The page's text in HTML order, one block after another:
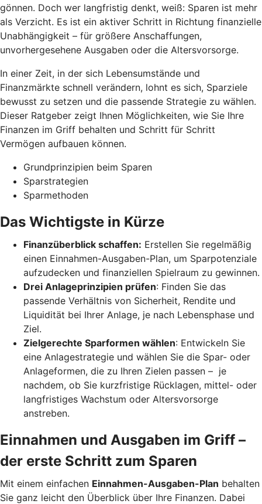
gönnen. Doch wer langfristig denkt, weiß: Sparen ist mehr
als Verzicht. Es ist ein aktiver Schritt in Richtung finanzielle
Unabhängigkeit – für größere Anschaffungen,
unvorhergesehene Ausgaben oder die Altersvorsorge.
In einer Zeit, in der sich Lebensumstände und
Finanzmärkte schnell verändern, lohnt es sich, Sparziele
bewusst zu setzen und die passende Strategie zu wählen.
Dieser Ratgeber zeigt Ihnen Möglichkeiten, wie Sie Ihre
Finanzen im Griff behalten und Schritt für Schritt
Vermögen aufbauen können.
Grundprinzipien beim Sparen
Sparstrategien
Sparmethoden
Das Wichtigste in Kürze
Finanzüberblick schaffen: Erstellen Sie regelmäßig
einen Einnahmen-Ausgaben-Plan, um Sparpotenziale
aufzudecken und finanziellen Spielraum zu gewinnen.
Drei Anlageprinzipien prüfen: Finden Sie das
passende Verhältnis von Sicherheit, Rendite und
Liquidität bei Ihrer Anlage, je nach Lebensphase und
Ziel.
Zielgerechte Sparformen wählen: Entwickeln Sie
eine Anlagestrategie und wählen Sie die Spar- oder
Anlageformen, die zu Ihren Zielen passen – je
nachdem, ob Sie kurzfristige Rücklagen, mittel- oder
langfristiges Wachstum oder Altersvorsorge
anstreben.
Einnahmen und Ausgaben im Griff –
der erste Schritt zum Sparen
Mit einem einfachen Einnahmen-Ausgaben-Plan behalten
Sie ganz leicht den Überblick über Ihre Finanzen. Dabei